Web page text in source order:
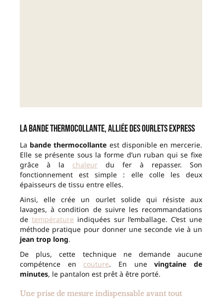
La bande thermocollante, alliée des ourlets express
La bande thermocollante est disponible en mercerie.
Elle se présente sous la forme d’un ruban qui se fixe
grâce à la chaleur du fer à repasser. Son
fonctionnement est simple : elle colle les deux
épaisseurs de tissu entre elles.
Ainsi, elle crée un ourlet solide qui résiste aux
lavages, à condition de suivre les recommandations
de température indiquées sur l’emballage. C’est une
méthode pratique pour donner une seconde vie à un
jean trop long.
De plus, cette technique ne demande aucune
compétence en couture. En unevingtaine de
minutes, le pantalon est prêt à être porté.
Une prise de mesure indispensable avant tout